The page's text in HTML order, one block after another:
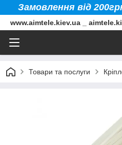
Замовлення від
www.aimtele.kiev.ua _
Товари та послуги